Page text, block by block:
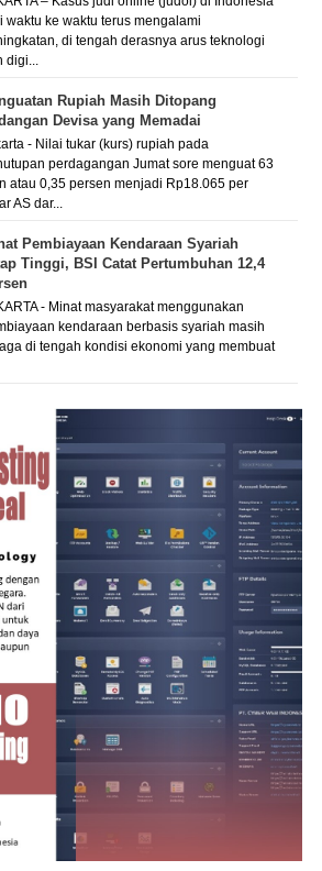
waktu ke waktu terus mengalami
di tengah derasnya arus teknologi
digi...
Rupiah Masih Ditopang
Devisa yang Memadai
- Nilai tukar (kurs) rupiah pada
perdagangan Jumat sore menguat 63
atau 0,35 persen menjadi Rp18.065 per
AS dar...
Pembiayaan Kendaraan Syariah
Tinggi, BSI Catat Pertumbuhan 12,4
- Minat masyarakat menggunakan
kendaraan berbasis syariah masih
di tengah kondisi ekonomi yang membuat